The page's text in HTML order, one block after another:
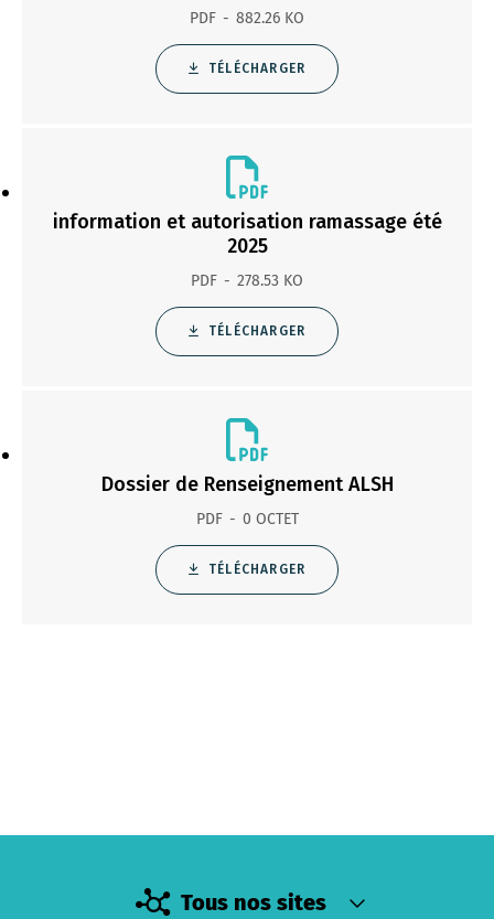
PDF 882.26 KO
TÉLÉCHARGER
information et autorisation ramassage été
2025
PDF 278.53 KO
TÉLÉCHARGER
Dossier de Renseignement ALSH
PDF 0 OCTET
TÉLÉCHARGER
Tous nos sites